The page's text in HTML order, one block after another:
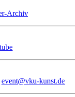
Archiv
event@vku-kunst.de